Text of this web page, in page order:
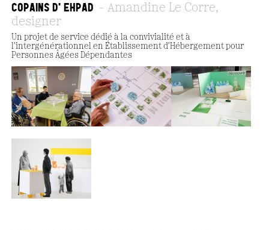
COPAINS D'EHPAD
Amandine Le Corre,
designer
Un projet de service dédié à la convivialité et à
l'intergénérationnel en Établissement d'Hébergement pour
Personnes Âgées Dépendantes